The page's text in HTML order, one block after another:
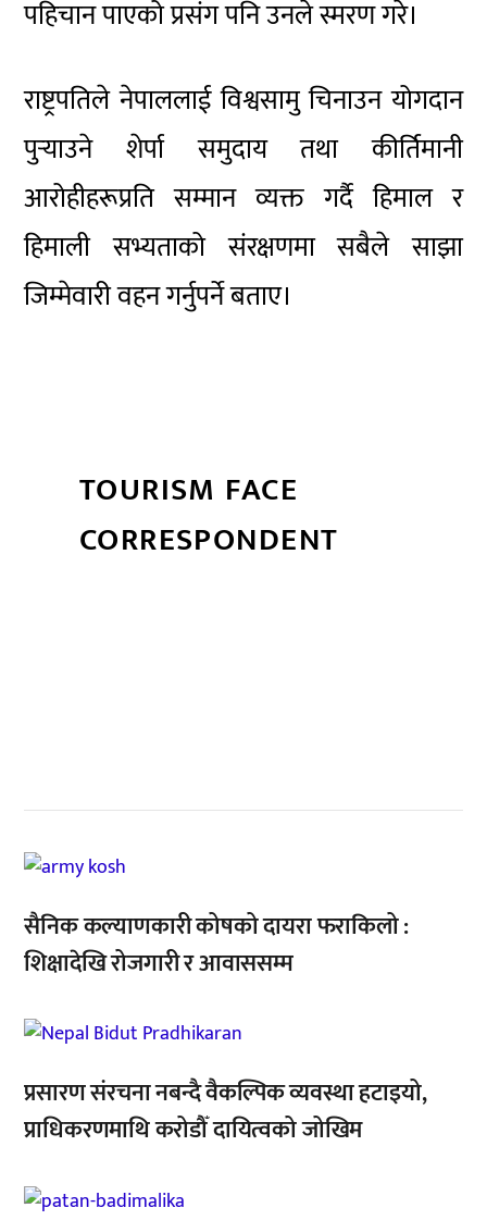
पहिचान पाएको प्रसंग पनि उनले स्मरण गरे।
राष्ट्रपतिले नेपाललाई विश्वसामु चिनाउन योगदान
पुर्‍याउने शेर्पा समुदाय तथा कीर्तिमानी
आरोहीहरूप्रति सम्मान व्यक्त गर्दै हिमाल र
हिमाली सभ्यताको संरक्षणमा सबैले साझा
जिम्मेवारी वहन गर्नुपर्ने बताए।
TOURISM FACE
CORRESPONDENT
,
सैनिक कल्याणकारी कोषको दायरा फराकिलो :
शिक्षादेखि रोजगारी र आवाससम्म
,
प्रसारण संरचना नबन्दै वैकल्पिक व्यवस्था हटाइयो,
प्राधिकरणमाथि करोडौँ दायित्वको जोखिम
,